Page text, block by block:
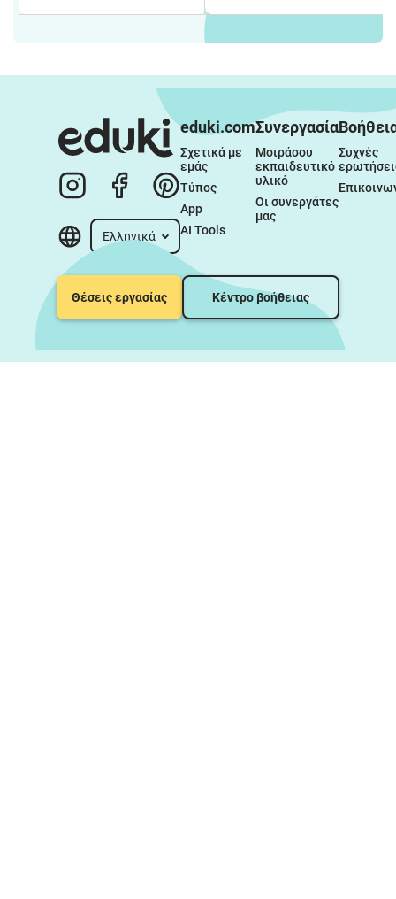
Ελληνικά
eduki.com
Σχετικά με
εμάς
Τύπος
App
AI Tools
Συνεργασία
Μοιράσου
εκπαιδευτικό
υλικό
Οι συνεργάτες
μας
Συχνές
Θέσεις εργασίας Κέντρο βοήθειας